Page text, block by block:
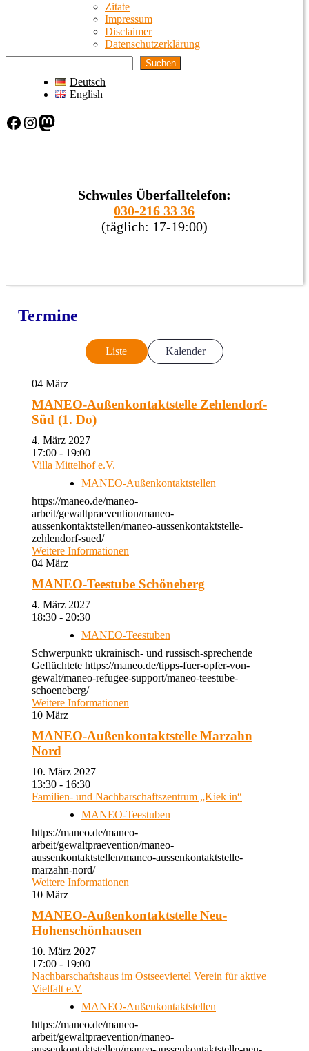
Zitate
Impressum
Disclaimer
Datenschutzerklärung
Suchen
Deutsch
English
Facebook Instagram Mastodon
Schwules Überfalltelefon:
030-216 33 36
(täglich: 17-19:00)
Termine
Liste Kalender
04 März
MANEO-Außenkontaktstelle Zehlendorf-
Süd (1. Do)
4. März 2027
17:00 - 19:00
Villa Mittelhof e.V.
MANEO-Außenkontaktstellen
https://maneo.de/maneo-
arbeit/gewaltpraevention/maneo-
aussenkontaktstellen/maneo-aussenkontaktstelle-
zehlendorf-sued/
Weitere Informationen
04 März
MANEO-Teestube Schöneberg
4. März 2027
18:30 - 20:30
MANEO-Teestuben
Schwerpunkt: ukrainisch- und russisch-sprechende
Geflüchtete https://maneo.de/tipps-fuer-opfer-von-
gewalt/maneo-refugee-support/maneo-teestube-
schoeneberg/
Weitere Informationen
10 März
MANEO-Außenkontaktstelle Marzahn
Nord
10. März 2027
13:30 - 16:30
Familien- und Nachbarschaftszentrum „Kiek in“
MANEO-Teestuben
https://maneo.de/maneo-
arbeit/gewaltpraevention/maneo-
aussenkontaktstellen/maneo-aussenkontaktstelle-
marzahn-nord/
Weitere Informationen
10 März
MANEO-Außenkontaktstelle Neu-
Hohenschönhausen
10. März 2027
17:00 - 19:00
Nachbarschaftshaus im Ostseeviertel Verein für aktive
Vielfalt e.V
MANEO-Außenkontaktstellen
https://maneo.de/maneo-
arbeit/gewaltpraevention/maneo-